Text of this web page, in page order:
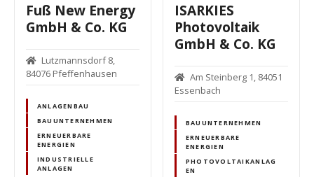
Fuß New Energy
GmbH & Co. KG
Lutzmannsdorf 8,
84076 Pfeffenhausen
ANLAGENBAU
BAUUNTERNEHMEN
ERNEUERBARE
ENERGIEN
INDUSTRIELLE
ANLAGEN
ISARKIES
Photovoltaik
GmbH & Co. KG
Am Steinberg 1, 84051
Essenbach
BAUUNTERNEHMEN
ERNEUERBARE
ENERGIEN
PHOTOVOLTAIKANLAG
EN